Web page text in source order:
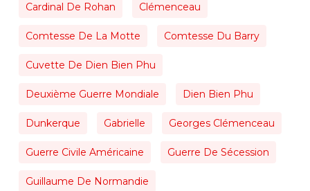
Cardinal De Rohan Clémenceau
Comtesse De La Motte Comtesse Du Barry
Cuvette De Dien Bien Phu
Deuxième Guerre Mondiale Dien Bien Phu
Dunkerque Gabrielle Georges Clémenceau
Guerre Civile Américaine Guerre De Sécession
Guillaume De Normandie